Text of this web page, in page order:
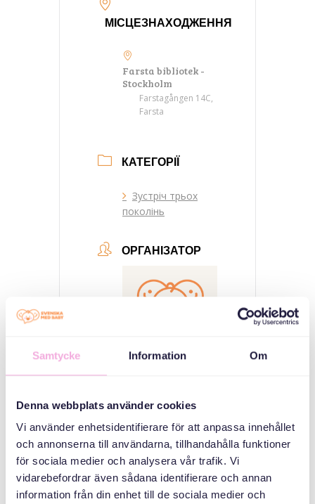
Samtycke Information Om
Denna webbplats använder cookies
Vi använder enhetsidentifierare för att anpassa innehållet
och annonserna till användarna, tillhandahålla funktioner
för sociala medier och analysera vår trafik. Vi
vidarebefordrar även sådana identifierare och annan
information från din enhet till de sociala medier och
МІСЦЕЗНАХОДЖЕННЯ
Farsta bibliotek -
Stockholm
Farstagången 14C,
Farsta
КАТЕГОРІЇ
Зустріч трьох
поколінь
ОРГАНІЗАТОР
bokningen@svenskamedbaby.se
СПІВОРГАНІЗАТОРИ